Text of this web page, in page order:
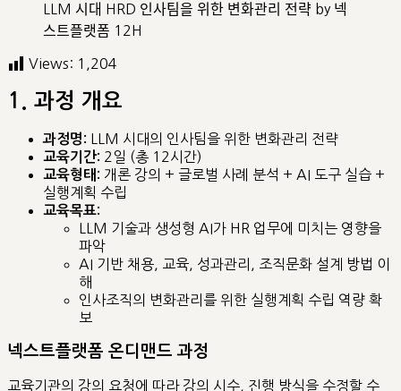
LLM 시대 HRD 인사팀을 위한 변화관리 전략 by 넥
스트플랫폼 12H
Views: 1,204
1. 과정 개요
과정명: LLM 시대의 인사팀을 위한 변화관리 전략
교육기간: 2일 (총 12시간)
교육형태: 개론 강의 + 글로벌 사례 분석 + AI 도구 실습 +
실행계획 수립
교육목표:
LLM 기술과 생성형 AI가 HR 업무에 미치는 영향을
파악
AI 기반 채용, 교육, 성과관리, 조직문화 설계 방법 이
해
인사조직의 변화관리를 위한 실행계획 수립 역량 확
보
넥스트플랫폼 온디맨드 과정
교육기관의 강의 요청에 따라 강의 시수, 진행 방식을 수정할 수